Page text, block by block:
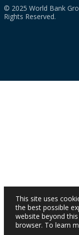
© 2025 World Bank
Rights Reserved.
This site uses
the best possible
website beyond
browser. To learn